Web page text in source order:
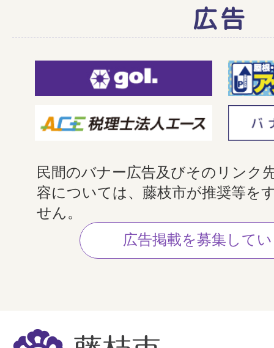
広告
民間のバナー広告及びそのリンク
容については、藤枝市が推奨等を
せん。
広告掲載を募集して
藤